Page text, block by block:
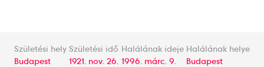
Születési hely
Budapest
Születési idő
1921. nov. 26.
Halálának ideje
1996. márc. 9.
Halálának helye
Budapest